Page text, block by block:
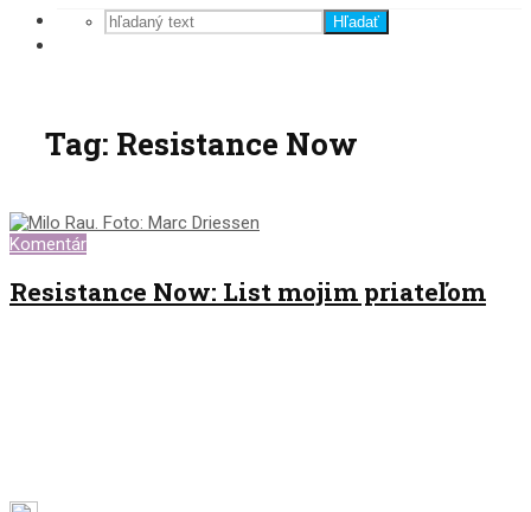
Hľadať
Tag: Resistance Now
Komentár
Resistance Now: List mojim priateľom